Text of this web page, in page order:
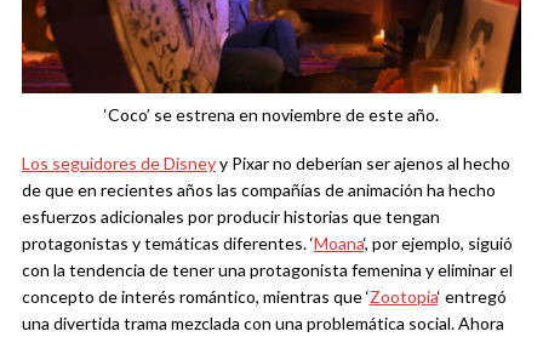
‘Coco’ se estrena en noviembre de este año.
Los seguidores de Disneyy Pixar no deberían ser ajenos al hecho
de que en recientes años las compañías de animación ha hecho
esfuerzos adicionales por producir historias que tengan
protagonistas y temáticas diferentes. ‘Moana‘, por ejemplo, siguió
con la tendencia de tener una protagonista femenina y eliminar el
concepto de interés romántico, mientras que ‘Zootopia‘ entregó
una divertida trama mezclada con una problemática social. Ahora